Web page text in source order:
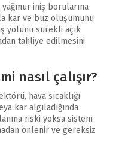
yağmur iniş borularına
kar ve buz oluşumunu
yolunu sürekli açık
tahliye edilmesini
nasıl çalışır?
hava sıcaklığı
kar algıladığında
riski yoksa sistem
önlenir ve gereksiz